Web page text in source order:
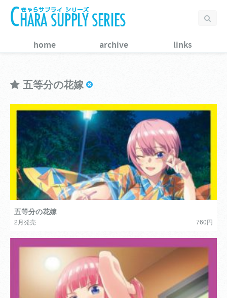
home archive links
五等分の花嫁
五等分の花嫁
2月発売 760円